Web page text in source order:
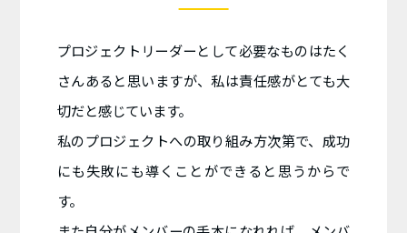
プロジェクトリーダーとして必要なものはたく
さんあると思いますが、私は責任感がとても大
切だと感じています。
私のプロジェクトへの取り組み方次第で、成功
にも失敗にも導くことができると思うからで
す。